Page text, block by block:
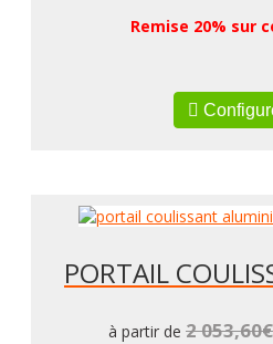
Remise 20% sur
PORTAIL
à partir de 2 053,60€